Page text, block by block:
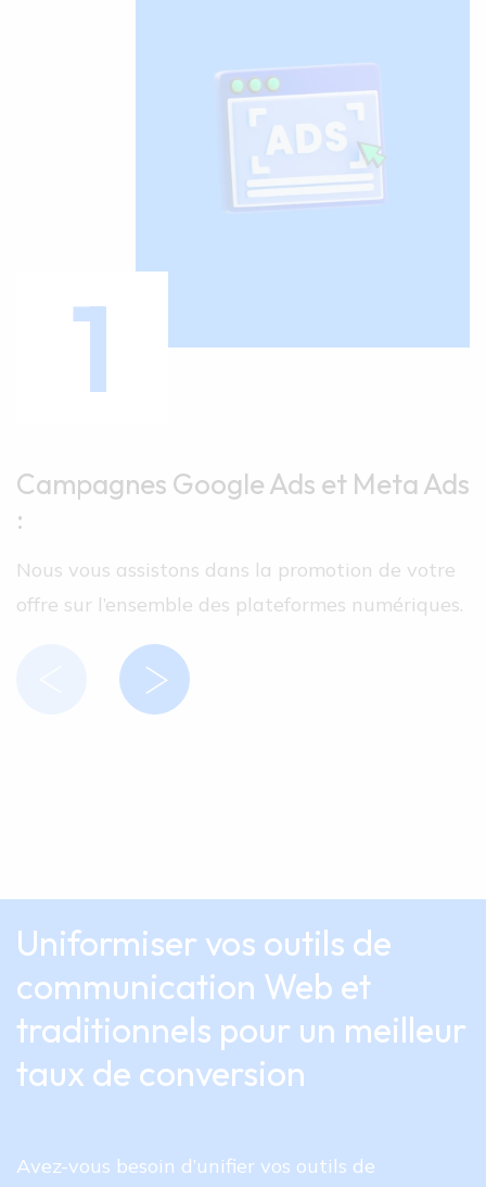
1
Campagnes Google Ads et Meta Ads
:
Nous vous assistons dans la promotion de votre
offre sur l’ensemble des plateformes numériques.
Uniformiser vos outils de
communication Web et
traditionnels pour un meilleur
taux de conversion
Avez-vous besoin d’unifier vos outils de